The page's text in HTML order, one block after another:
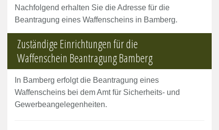
Nachfolgend erhalten Sie die Adresse für die
Beantragung eines Waffenscheins in Bamberg.
Zuständige Einrichtungen für die
Waffenschein Beantragung Bamberg
In Bamberg erfolgt die Beantragung eines
Waffenscheins bei dem Amt für Sicherheits- und
Gewerbeangelegenheiten.